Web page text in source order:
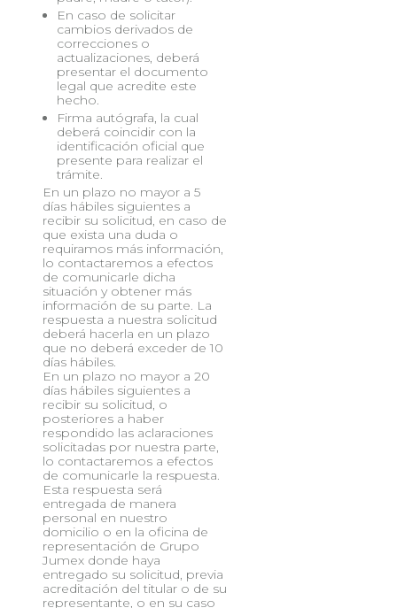
En caso de solicitar
cambios derivados de
correcciones o
actualizaciones, deberá
presentar el documento
legal que acredite este
hecho.
Firma autógrafa, la cual
deberá coincidir con la
identificación oficial que
presente para realizar el
trámite.
En un plazo no mayor a 5
días hábiles siguientes a
recibir su solicitud, en caso de
que exista una duda o
requiramos más información,
lo contactaremos a efectos
de comunicarle dicha
situación y obtener más
información de su parte. La
respuesta a nuestra solicitud
deberá hacerla en un plazo
que no deberá exceder de 10
días hábiles.
En un plazo no mayor a 20
días hábiles siguientes a
recibir su solicitud, o
posteriores a haber
respondido las aclaraciones
solicitadas por nuestra parte,
lo contactaremos a efectos
de comunicarle la respuesta.
Esta respuesta será
entregada de manera
personal en nuestro
domicilio o en la oficina de
representación de Grupo
Jumex donde haya
entregado su solicitud, previa
acreditación del titular o de su
representante, o en su caso